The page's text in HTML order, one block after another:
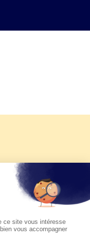
2026 de KTO
du pape Léon
sur KTO le